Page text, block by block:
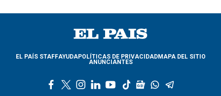
EL PAÍS STAFFAYUDAPOLÍTICAS DE PRIVACIDADMAPA DEL SITIO
ANUNCIANTES
w
l
y
t
g
w